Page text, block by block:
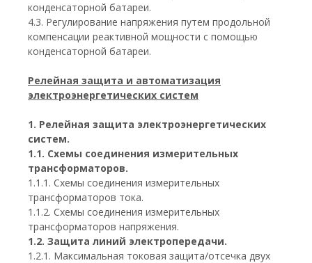
конденсаторной батареи.
4.3. Регулирование напряжения путем продольной
компенсации реактивной мощности с помощью
конденсаторной батареи.
Релейная защита и автоматизация
электроэнергетических систем
1. Релейная защита электроэнергетических
систем.
1.1. Схемы соединения измерительных
трансформаторов.
1.1.1. Схемы соединения измерительных
трансформаторов тока.
1.1.2. Схемы соединения измерительных
трансформаторов напряжения.
1.2. Защита линий электропередачи.
1.2.1. Максимальная токовая защита/отсечка двух